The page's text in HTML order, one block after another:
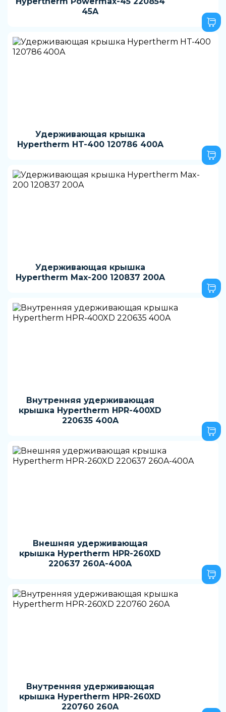
45A
Удерживающая крышка
Hypertherm HT-400 120786 400A
Удерживающая крышка
Hypertherm Max-200 120837 200A
Внутренняя удерживающая
крышка Hypertherm HPR-400XD
220635 400A
Внешняя удерживающая
крышка Hypertherm HPR-260XD
220637 260A-400A
Внутренняя удерживающая
крышка Hypertherm HPR-260XD
220760 260A